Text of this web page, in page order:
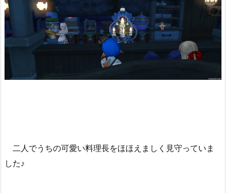
二人でうちの可愛い料理長をほほえましく見守っていま
した♪